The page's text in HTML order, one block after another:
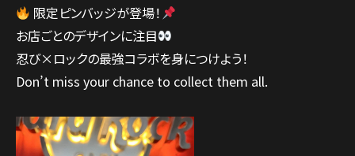
限定ピンバッジが登場！
お店ごとのデザインに注目
忍び×ロックの最強コラボを身につけよう！
Don’t miss your chance to collect them all.